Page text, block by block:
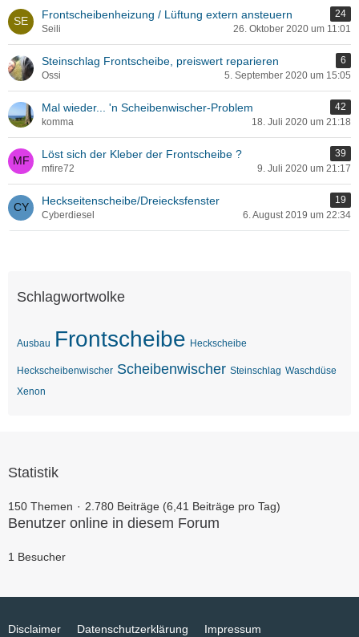
Frontscheibenheizung / Lüftung extern ansteuern
24
Seili
26. Oktober 2020 um 11:01
Steinschlag Frontscheibe, preiswert reparieren
6
Ossi
5. September 2020 um 15:05
Mal wieder... 'n Scheibenwischer-Problem
42
komma
18. Juli 2020 um 21:18
Löst sich der Kleber der Frontscheibe ?
39
mfire72
9. Juli 2020 um 21:17
Heckseitenscheibe/Dreiecksfenster
19
Cyberdiesel
6. August 2019 um 22:34
Schlagwortwolke
Ausbau Frontscheibe Heckscheibe
Heckscheibenwischer Scheibenwischer Steinschlag Waschdüse
Xenon
Statistik
150 Themen 2.780 Beiträge (6,41 Beiträge pro Tag)
Benutzer online in diesem Forum
1 Besucher
Disclaimer Datenschutzerklärung Impressum